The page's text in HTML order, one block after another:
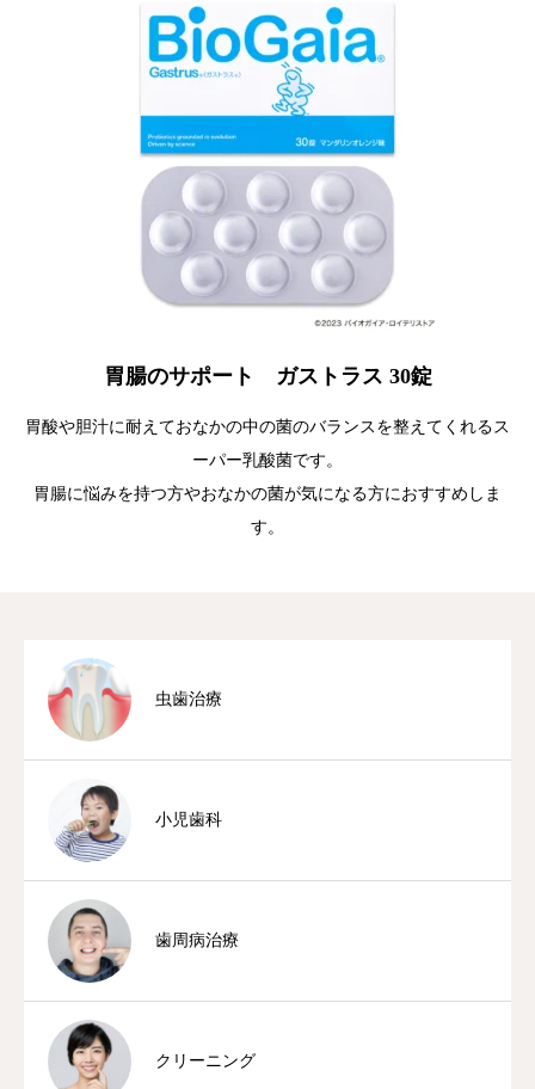
胃腸のサポート ガストラス 30錠
胃酸や胆汁に耐えておなかの中の菌のバランスを整えてくれるス
ーパー乳酸菌です。
胃腸に悩みを持つ方やおなかの菌が気になる方におすすめしま
す。
虫歯治療
小児歯科
歯周病治療
クリーニング